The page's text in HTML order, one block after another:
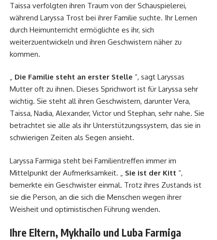
Taissa verfolgten ihren Traum von der Schauspielerei,
während Laryssa Trost bei ihrer Familie suchte. Ihr Lernen
durch Heimunterricht ermöglichte es ihr, sich
weiterzuentwickeln und ihren Geschwistern näher zu
kommen.
„ Die Familie steht an erster Stelle “, sagt Laryssas
Mutter oft zu ihnen. Dieses Sprichwort ist für Laryssa sehr
wichtig. Sie steht all ihren Geschwistern, darunter Vera,
Taissa, Nadia, Alexander, Victor und Stephan, sehr nahe. Sie
betrachtet sie alle als ihr Unterstützungssystem, das sie in
schwierigen Zeiten als Segen ansieht.
Laryssa Farmiga steht bei Familientreffen immer im
Mittelpunkt der Aufmerksamkeit. „ Sie ist der Kitt “,
bemerkte ein Geschwister einmal. Trotz ihres Zustands ist
sie die Person, an die sich die Menschen wegen ihrer
Weisheit und optimistischen Führung wenden.
Ihre Eltern, Mykhailo und Luba Farmiga